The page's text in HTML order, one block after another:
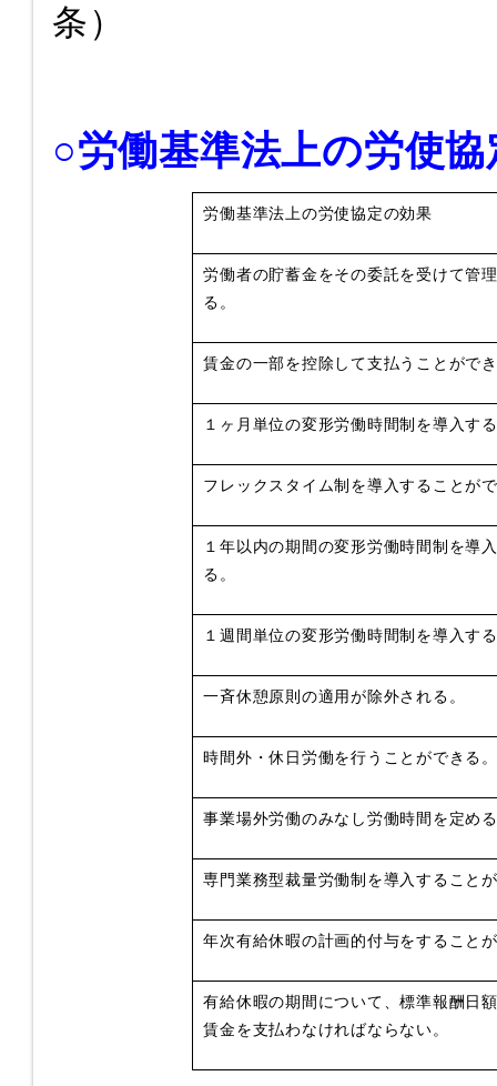
条）
○労働基準法上の労使
労働基準法上の労使協定の効果
労働者の貯蓄金をその委託を受けて管
る。
賃金の一部を控除して支払うことがで
１ヶ月単位の変形労働時間制を導入す
フレックスタイム制を導入することが
１年以内の期間の変形労働時間制を導
る。
１週間単位の変形労働時間制を導入す
一斉休憩原則の適用が除外される。
時間外・休日労働を行うことができる。
事業場外労働のみなし労働時間を定め
専門業務型裁量労働制を導入すること
年次有給休暇の計画的付与をすること
有給休暇の期間について、標準報酬日
賃金を支払わなければならない。